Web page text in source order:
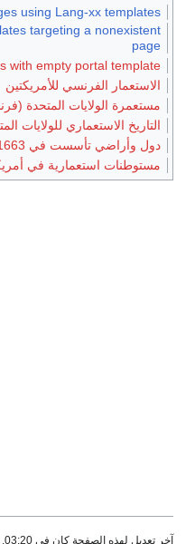
using Lang-xx templates
targeting a nonexistent
page
with empty portal template
الاستعمار الفرنسي للأمريكتين
مستعمرة الولايات المتحدة
التاريخ الاستعماري للولايات
دول وأراضي تأسست في 1663
مستوطنات استعمارية في
آخر تعديل لهذه الصفحة كان في 03:20, 5 يونيو 2015.